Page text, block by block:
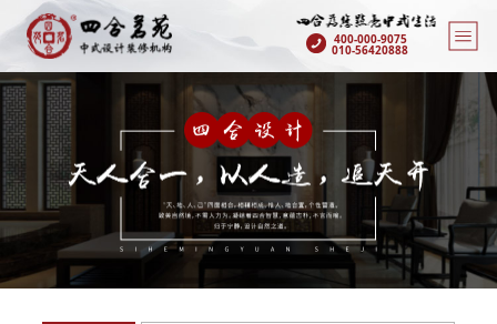
400-000-9075
010-56420888